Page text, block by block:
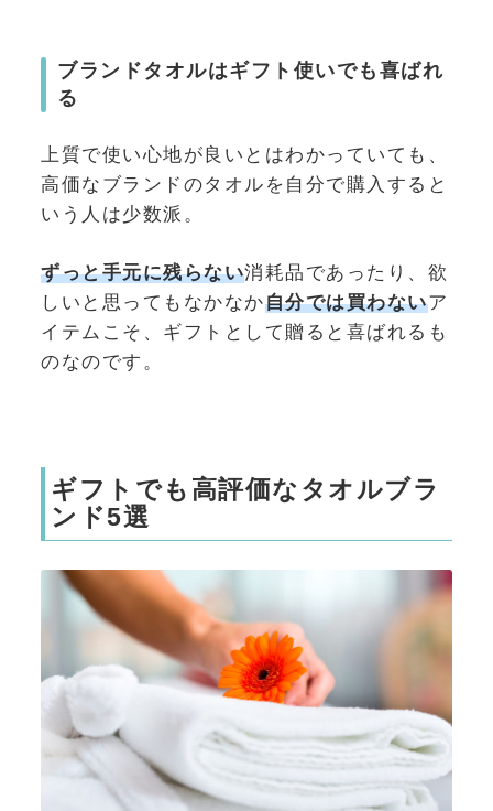
ブランドタオルはギフト使いでも喜ばれ
る
上質で使い心地が良いとはわかっていても、
高価なブランドのタオルを自分で購入すると
いう人は少数派。
ずっと手元に残らない消耗品であったり、欲
しいと思ってもなかなか自分では買わないア
イテムこそ、ギフトとして贈ると喜ばれるも
のなのです。
ギフトでも高評価なタオルブラ
ンド5選